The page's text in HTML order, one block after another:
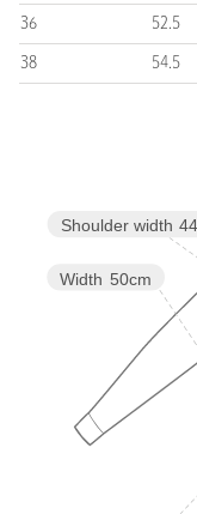
※商品の色味の目安は
店舗へお問い合わせの
名/品番をお申し付けく
品名：D SP1 PE
36 52.5
38 54.5
Width 50cm
Shoulder width